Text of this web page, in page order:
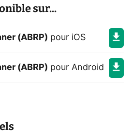
sur...
(ABRP) pour iOS
(ABRP) pour Android